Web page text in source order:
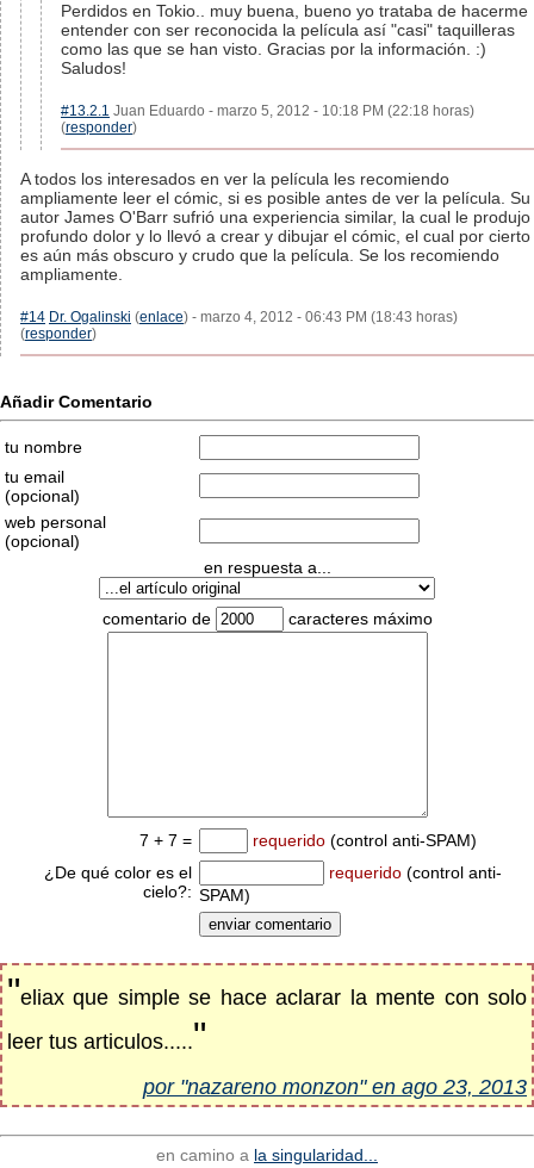
Perdidos en Tokio.. muy buena, bueno yo trataba de hacerme
entender con ser reconocida la película así "casi" taquilleras
como las que se han visto. Gracias por la información. :)
Saludos!
#13.2.1 Juan Eduardo - marzo 5, 2012 - 10:18 PM (22:18 horas)
(responder)
A todos los interesados en ver la película les recomiendo
ampliamente leer el cómic, si es posible antes de ver la película. Su
autor James O'Barr sufrió una experiencia similar, la cual le produjo
profundo dolor y lo llevó a crear y dibujar el cómic, el cual por cierto
es aún más obscuro y crudo que la película. Se los recomiendo
ampliamente.
#14 Dr. Ogalinski (enlace) - marzo 4, 2012 - 06:43 PM (18:43 horas)
(responder)
Añadir Comentario
tu nombre
tu email
(opcional)
web personal
(opcional)
en respuesta a...
comentario de caracteres máximo
7 + 7 = requerido (control anti-SPAM)
¿De qué color es el
cielo?:
requerido (control anti-
SPAM)
"eliax que simple se hace aclarar la mente con solo
leer tus articulos....."
por "nazareno monzon" en ago 23, 2013
en camino a la singularidad...